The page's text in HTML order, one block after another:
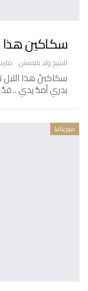
سكاكين هذا
الشيخ ولد بلعمش مارس
سكاكينُ هذا
بدري أمدُّ يدي ..
موريتانيا